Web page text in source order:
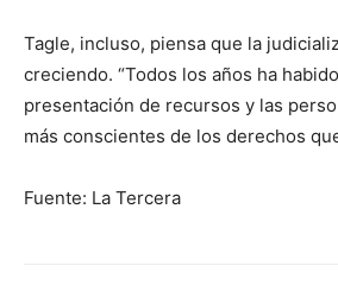
Tagle, incluso, piensa que la
creciendo. “Todos los años ha
presentación de recursos y las
más conscientes de los derechos
Fuente: La Tercera